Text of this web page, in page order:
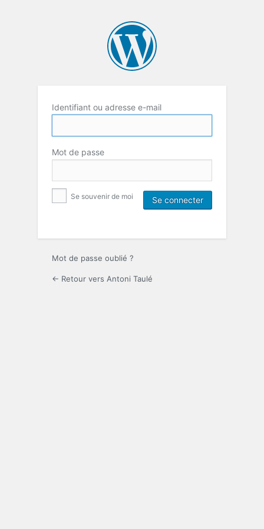
Identifiant ou adresse e-mail
Mot de passe
Se souvenir de moi
Mot de passe oublié ?
← Retour vers Antoni Taulé